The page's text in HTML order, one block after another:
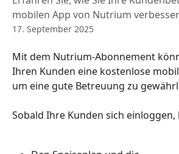
mobilen App von Nutrium
17. September 2025
Mit dem Nutrium-Abonnement
Ihren Kunden eine kostenlose
um eine gute Betreuung zu
Sobald Ihre Kunden sich einloggen,